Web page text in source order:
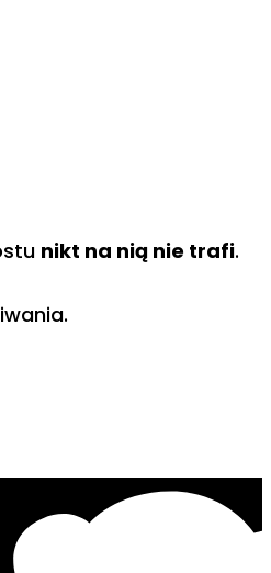
nikt na nią nie trafi.